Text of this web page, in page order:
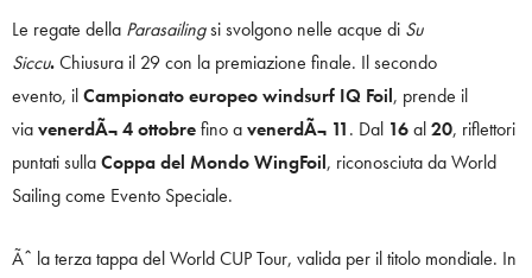
Le regate della Parasailingsi svolgono nelle acque di Su
Siccu.Chiusura il 29 con la premiazione finale. Il secondo
evento, ilCampionato europeo windsurf IQ Foil, prende il
viavenerdÃ¬ 4 ottobrefino avenerdÃ¬ 11. Dal 16al20, riflettori
puntati sullaCoppa del Mondo WingFoil, riconosciuta da World
Sailing come Evento Speciale.
Ãˆ la terza tappa del World CUP Tour, valida per il titolo mondiale. In